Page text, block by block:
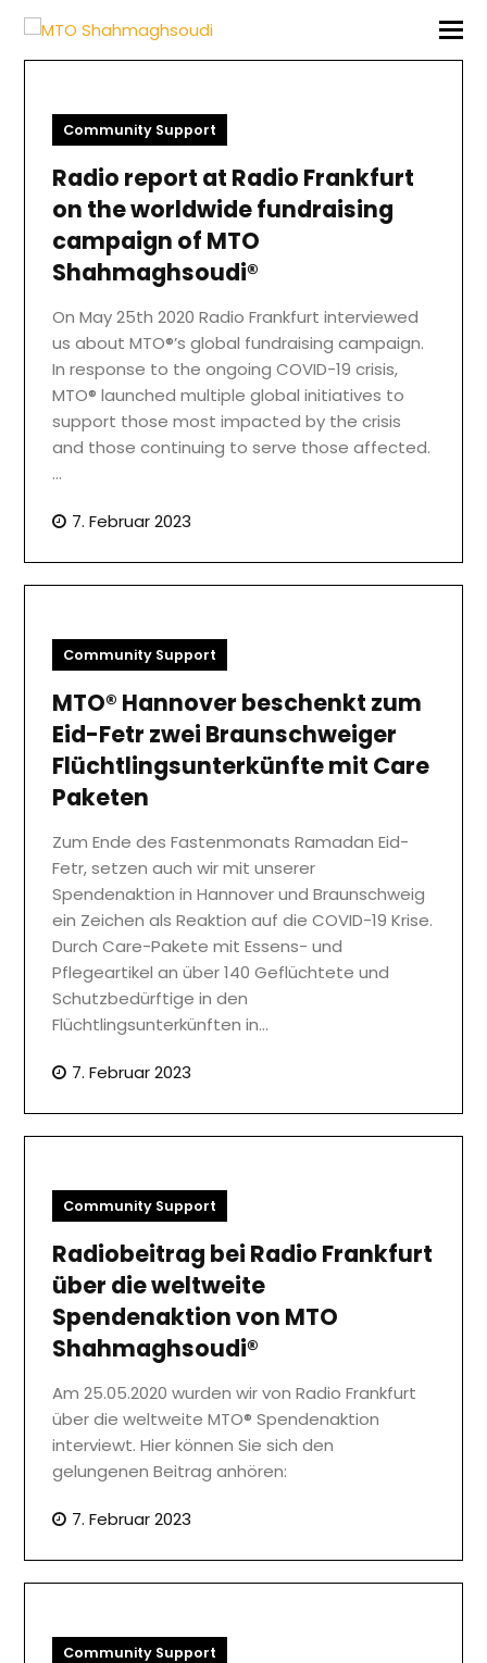
Community Support
Radio report at Radio Frankfurt
on the worldwide fundraising
campaign of MTO
Shahmaghsoudi®
On May 25th 2020 Radio Frankfurt interviewed
us about MTO®’s global fundraising campaign.
In response to the ongoing COVID-19 crisis,
MTO® launched multiple global initiatives to
support those most impacted by the crisis
and those continuing to serve those affected.
…
7. Februar 2023
Community Support
MTO® Hannover beschenkt zum
Eid-Fetr zwei Braunschweiger
Flüchtlingsunterkünfte mit Care
Paketen
Zum Ende des Fastenmonats Ramadan Eid-
Fetr, setzen auch wir mit unserer
Spendenaktion in Hannover und Braunschweig
ein Zeichen als Reaktion auf die COVID-19 Krise.
Durch Care-Pakete mit Essens- und
Pflegeartikel an über 140 Geflüchtete und
Schutzbedürftige in den
Flüchtlingsunterkünften in…
7. Februar 2023
Community Support
Radiobeitrag bei Radio Frankfurt
über die weltweite
Spendenaktion von MTO
Shahmaghsoudi®
Am 25.05.2020 wurden wir von Radio Frankfurt
über die weltweite MTO® Spendenaktion
interviewt. Hier können Sie sich den
gelungenen Beitrag anhören:
7. Februar 2023
Community Support